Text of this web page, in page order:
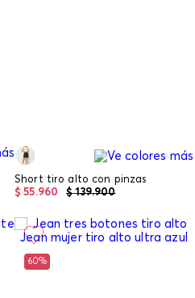
Short tiro alto con pinzas
$ 139.900
$ 55.960
60%